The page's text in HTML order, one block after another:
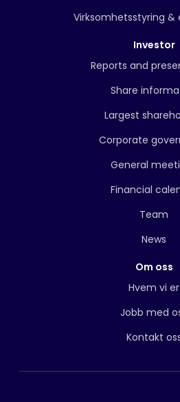
Virksomhetsstyring &
Investor
Reports and
Share
Largest
Corporate
General
Financial
Team
News
Om oss
Hvem vi er
Jobb med
Kontakt